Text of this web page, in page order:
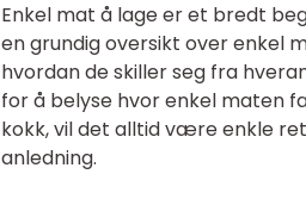
Enkel mat å lage er et bredt
en grundig oversikt over enkel
hvordan de skiller seg fra
for å belyse hvor enkel maten
kokk, vil det alltid være enkle
anledning.